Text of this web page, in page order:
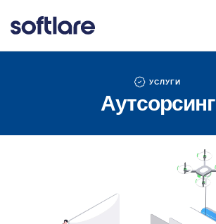
УСЛУГИ
Аутсорсинг